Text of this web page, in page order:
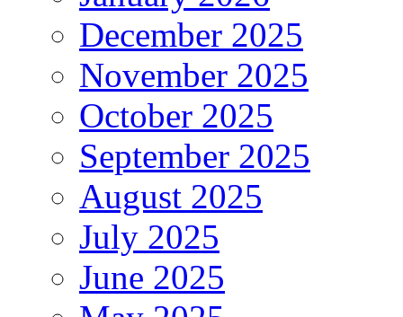
December 2025
November 2025
October 2025
September 2025
August 2025
July 2025
June 2025